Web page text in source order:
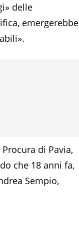
delle
emergerebbe
di Pavia,
che 18 anni fa,
Sempio,